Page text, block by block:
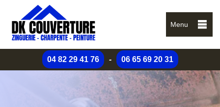
Menu
04 82 29 41 76 - 06 65 69 20 31